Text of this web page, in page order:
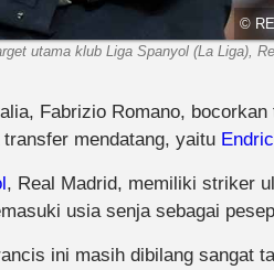
©
utama klub Liga Spanyol (La Liga),
Fabrizio Romano,
mendatang, yaitu
, Real Madrid, memiliki striker
usia senja sebagai
ini masih dibilang sangat